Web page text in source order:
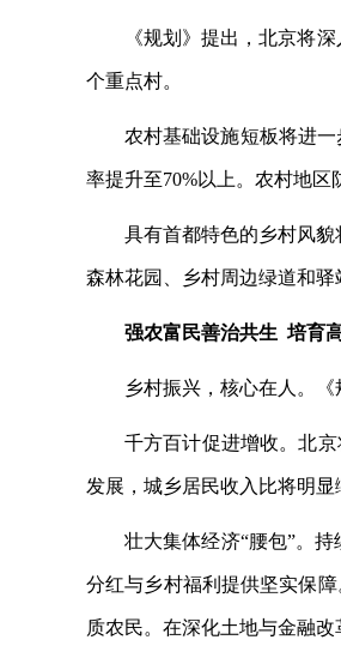
《规划》提出，北京将
个重点村。
农村基础设施短板将进
率提升至70%以上。农村地区
具有首都特色的乡村风
森林花园、乡村周边绿道和驿
强农富民善治共生 培育
乡村振兴，核心在人。
千方百计促进增收。北
发展，城乡居民收入比将明显
壮大集体经济“腰包”。
分红与乡村福利提供坚实保
质农民。在深化土地与金融